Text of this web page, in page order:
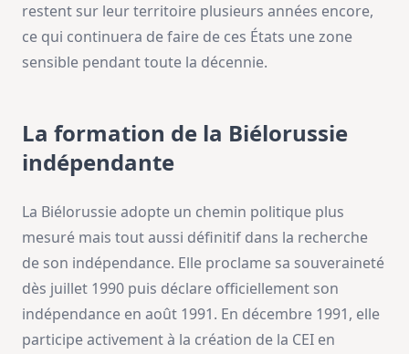
restent sur leur territoire plusieurs années encore,
ce qui continuera de faire de ces États une zone
sensible pendant toute la décennie.
La formation de la Biélorussie
indépendante
La Biélorussie adopte un chemin politique plus
mesuré mais tout aussi définitif dans la recherche
de son indépendance. Elle proclame sa souveraineté
dès juillet 1990 puis déclare officiellement son
indépendance en août 1991. En décembre 1991, elle
participe activement à la création de la CEI en